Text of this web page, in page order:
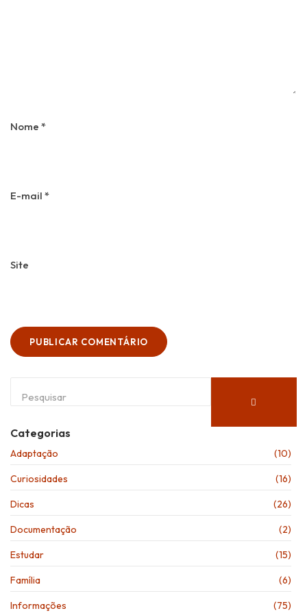
Nome *
E-mail *
Site
Categorias
Adaptação (10)
Curiosidades (16)
Dicas (26)
Documentação (2)
Estudar (15)
Família (6)
Informações (75)